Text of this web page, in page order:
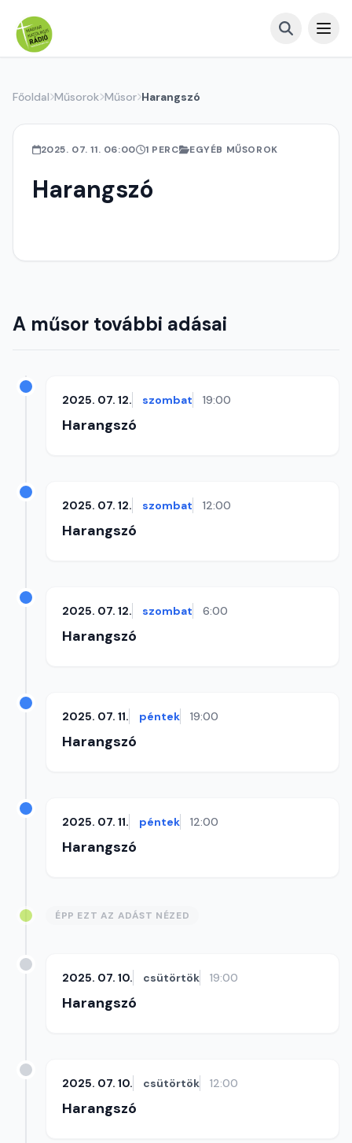
Főoldal Műsorok Műsor Harangszó
2025. 07. 11. 06:00 1 PERC EGYÉB MŰSOROK
Harangszó
A műsor további adásai
2025. 07. 12. szombat 19:00
Harangszó
2025. 07. 12. szombat 12:00
Harangszó
2025. 07. 12. szombat 6:00
Harangszó
2025. 07. 11. péntek 19:00
Harangszó
2025. 07. 11. péntek 12:00
Harangszó
ÉPP EZT AZ ADÁST NÉZED
2025. 07. 10. csütörtök 19:00
Harangszó
2025. 07. 10. csütörtök 12:00
Harangszó